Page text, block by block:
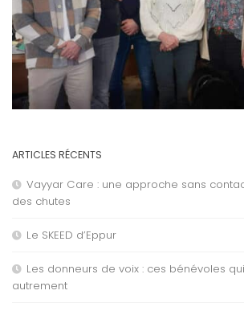
ARTICLES RÉCENTS
Vayyar Care : une approche sans
des chutes
Le SKEED d’Eppur
Les donneurs de voix : ces bénévoles
autrement